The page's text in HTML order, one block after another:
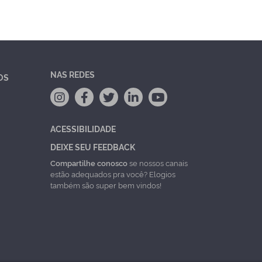
NAS REDES
ACESSIBILIDADE
DEIXE SEU FEEDBACK
Compartilhe conoscose nossos canais
estão adequados pra você? Elogios
também são super bem vindos!